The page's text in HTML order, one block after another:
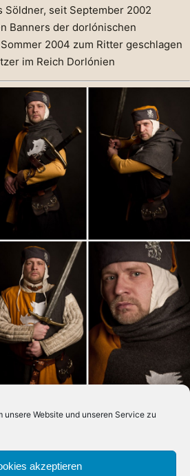
unsere Website und unseren Service zu
akzeptieren
Söldner, seit September 2002
Banners der dorlónischen
2004 zum Ritter geschlagen
im Reich Dorlónien